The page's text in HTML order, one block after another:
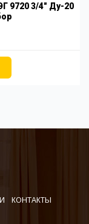
9720 3/4" Ду-20
КОНТАКТЫ